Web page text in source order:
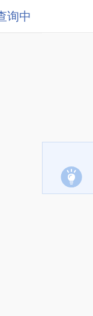
询中